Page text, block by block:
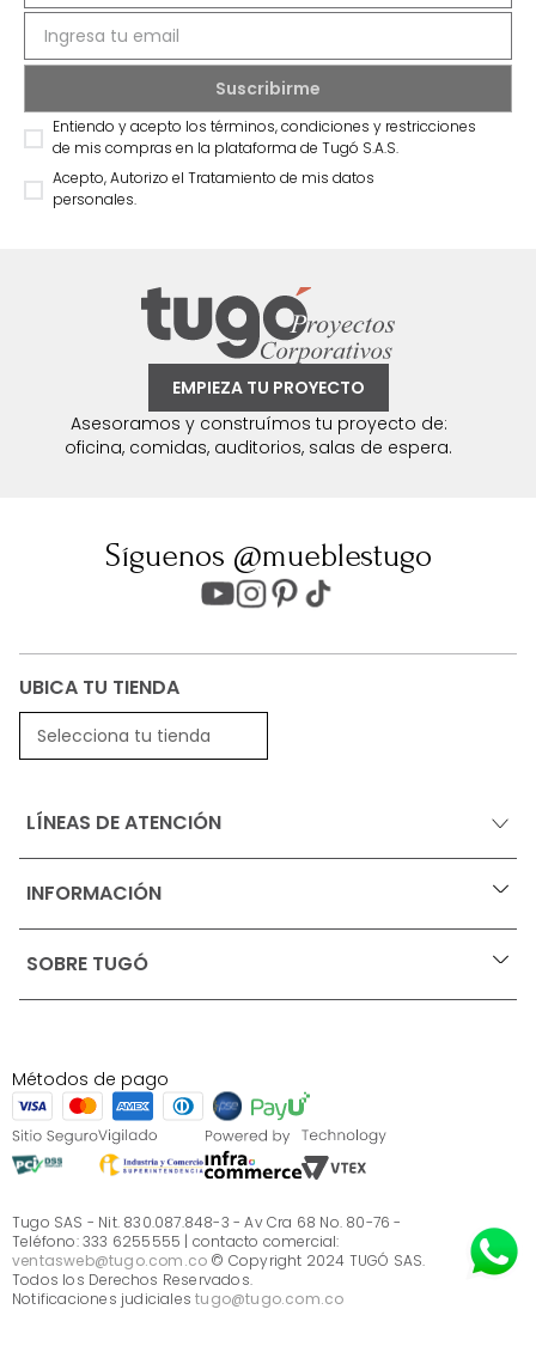
Entiendo y acepto los términos, condiciones y restricciones
de mis compras en la plataforma de Tugó S.A.S.
Acepto, Autorizo el Tratamiento de mis datos
personales.
EMPIEZA TU PROYECTO
Asesoramos y construímos tu proyecto de:
oficina, comidas, auditorios, salas de espera.
Síguenos @mueblestugo
UBICA TU TIENDA
Selecciona tu tienda
LÍNEAS DE ATENCIÓN
INFORMACIÓN +
Ofertas vigentes
Términos, condiciones y restricciones para productos
S.A.S
Términos, condiciones y restricciones Tugó S.A.S
Instructivo cuidado de muebles
Sé parte de Tugó
¿Quiénes somos?
Servicio al cliente
SOBRE TUGÓ +
¿Quieres vender en Tugó?
Métodos de pago
Tugo SAS - Nit. 830.087.848-3 - Av Cra 68 No. 80-76 -
Teléfono: 333 6255555 | contacto comercial:
ventasweb@tugo.com.co © Copyright 2024 TUGÓ SAS.
Todos los Derechos Reservados.
Notificaciones judicialestugo@tugo.com.co